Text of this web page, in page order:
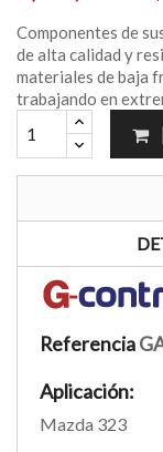
Componentes de
de alta calidad y
materiales de baja
trabajando en
Referencia
Aplicación:
Mazda 323